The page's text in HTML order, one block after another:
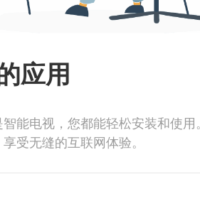
应用
能电视，您都能轻松安装和使用。
受无缝的互联网体验。